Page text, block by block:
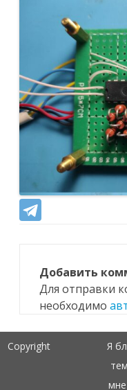
Добавить
Для отправки
необходимо
Copyright
Я